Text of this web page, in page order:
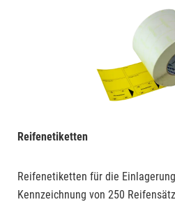
Reifenetiketten
Reifenetiketten für die
Kennzeichnung von 250